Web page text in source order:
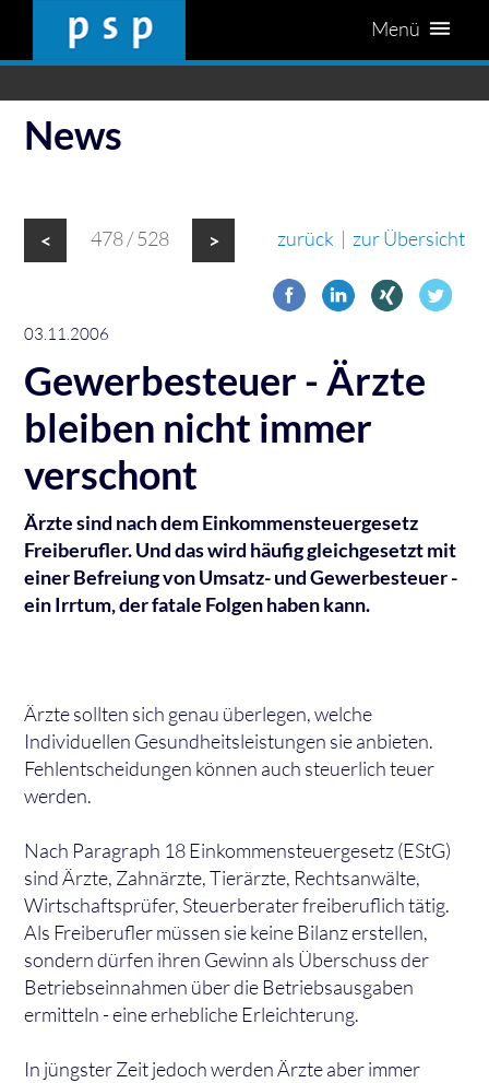
Menü
News
< 478 / 528 > zurück | zur Übersicht
03.11.2006
Gewerbesteuer - Ärzte
bleiben nicht immer
verschont
Ärzte sind nach dem Einkommensteuergesetz
Freiberufler. Und das wird häufig gleichgesetzt mit
einer Befreiung von Umsatz- und Gewerbesteuer -
ein Irrtum, der fatale Folgen haben kann.
Ärzte sollten sich genau überlegen, welche
Individuellen Gesundheitsleistungen sie anbieten.
Fehlentscheidungen können auch steuerlich teuer
werden.
Nach Paragraph 18 Einkommensteuergesetz (EStG)
sind Ärzte, Zahnärzte, Tierärzte, Rechtsanwälte,
Wirtschaftsprüfer, Steuerberater freiberuflich tätig.
Als Freiberufler müssen sie keine Bilanz erstellen,
sondern dürfen ihren Gewinn als Überschuss der
Betriebseinnahmen über die Betriebsausgaben
ermitteln - eine erhebliche Erleichterung.
In jüngster Zeit jedoch werden Ärzte aber immer